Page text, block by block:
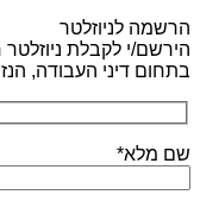
הרשמה לניוזלטר
הירשם/י לקבלת
בתחום דיני העבודה,
שם מלא*